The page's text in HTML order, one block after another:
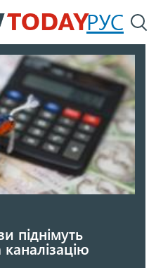
вмісту
РУС
піднімуть